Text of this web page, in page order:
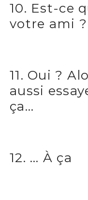
10. Est-ce
votre ami ?
11. Oui ?
aussi
ça…
12. … À ça